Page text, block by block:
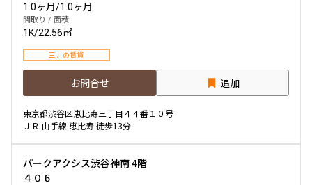
間取り
4LDK〜
専有面積
〜
1.0ヶ月/1.0ヶ月
間取り / 面積:
1K/22.56㎡
三井の賃貸
お問合せ 追加
東京都渋谷区恵比寿三丁目４４番１０号
ＪＲ 山手線 恵比寿 徒歩13分
パークアクシス渋谷神南 4階
４０６